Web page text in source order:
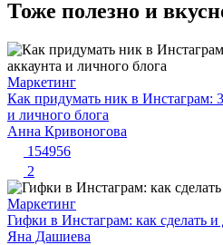
Тоже полезно и
Маркетинг
Как придумать ник в Инстаграм:
и личного блога
Анна Кривоногова
154956
2
Маркетинг
Гифки в Инстаграм: как сделать и
Яна Дашиева